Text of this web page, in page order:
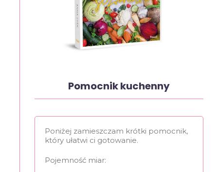
Pomocnik kuchenny
Poniżej zamieszczam krótki pomocnik,
który ułatwi ci gotowanie.
Pojemność miar: